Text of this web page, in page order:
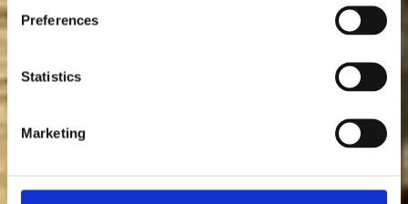
Preferences
Statistics
Marketing